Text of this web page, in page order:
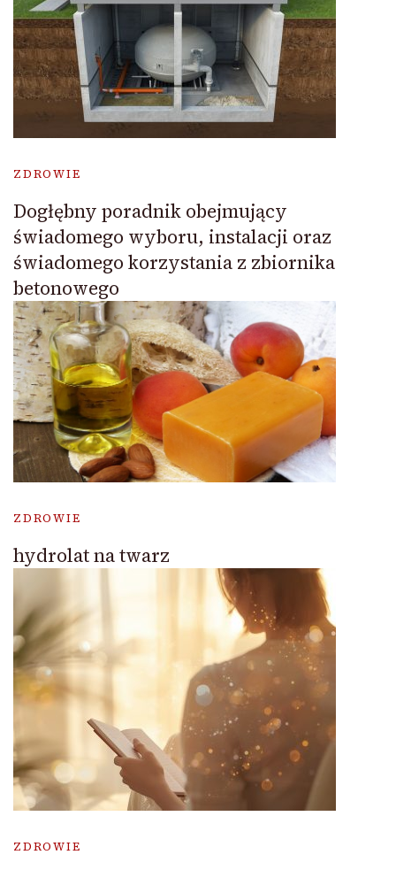
ZDROWIE
Dogłębny poradnik obejmujący
świadomego wyboru, instalacji oraz
świadomego korzystania z zbiornika
betonowego
ZDROWIE
hydrolat na twarz
ZDROWIE